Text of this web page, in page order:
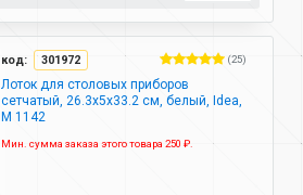
код: 301972 (25)
Лоток для столовых приборов
сетчатый, 26.3х5х33.2 см, белый, Idea,
М 1142
Мин. сумма заказа этого товара 250 ₽.